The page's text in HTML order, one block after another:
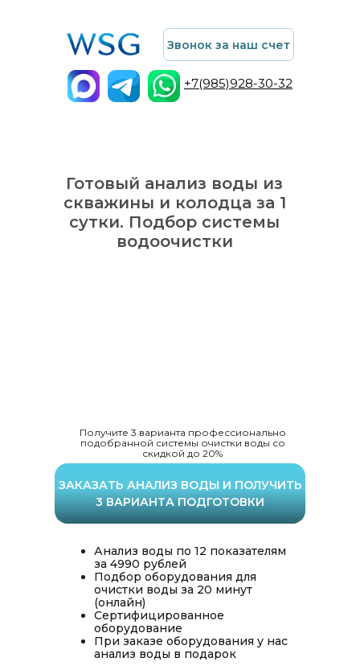
Звонок за наш счет
+7(985)928-30-32
Анализ воды по 12 показателям
за 4990 рублей
Подбор оборудования для
очистки воды за 20 минут
(онлайн)
Сертифицированное
оборудование
При заказе оборудования у нас
анализ воды в подарок
Получите 3 варианта профессионально
подобранной системы очистки воды со
скидкой до 20%
Готовый анализ воды из
скважины и колодца за 1
сутки. Подбор системы
водоочистки
ЗАКАЗАТЬ АНАЛИЗ ВОДЫ И ПОЛУЧИТЬ
3 ВАРИАНТА ПОДГОТОВКИ